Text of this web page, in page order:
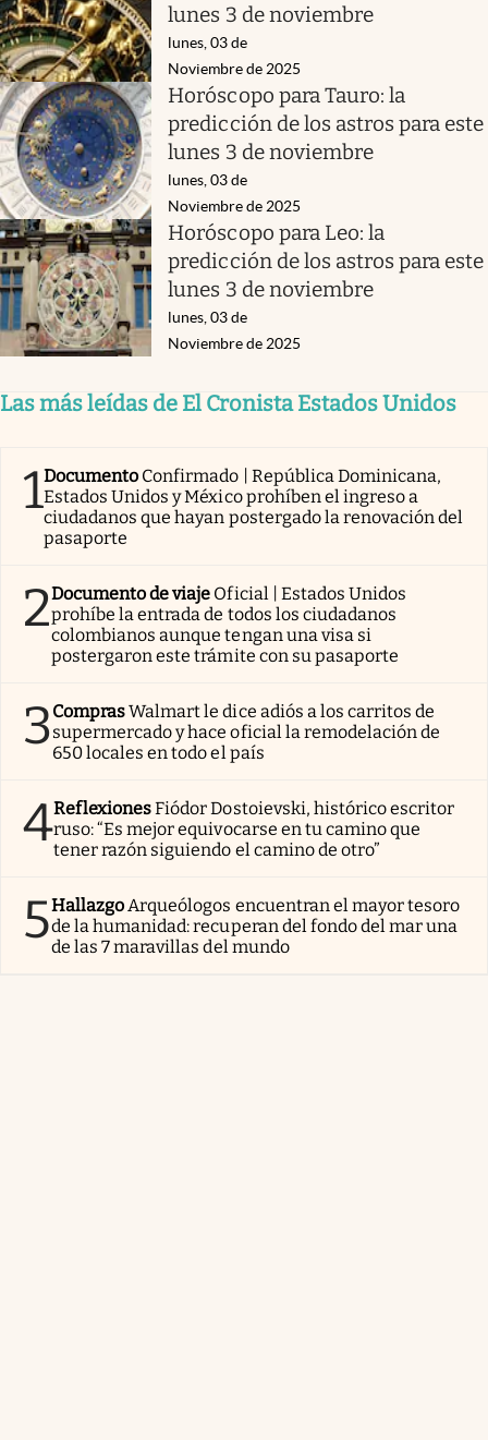
lunes 3 de noviembre
lunes, 03 de
Noviembre de 2025
Horóscopo para Tauro: la
predicción de los astros para este
lunes 3 de noviembre
lunes, 03 de
Noviembre de 2025
Horóscopo para Leo: la
predicción de los astros para este
lunes 3 de noviembre
lunes, 03 de
Noviembre de 2025
Las más leídas de El Cronista Estados Unidos
1Documento Confirmado | República Dominicana,
Estados Unidos y México prohíben el ingreso a
ciudadanos que hayan postergado la renovación del
pasaporte
2Documento de viaje Oficial | Estados Unidos
prohíbe la entrada de todos los ciudadanos
colombianos aunque tengan una visa si
postergaron este trámite con su pasaporte
3ComprasWalmart le dice adiós a los carritos de
supermercado y hace oficial la remodelación de
650 locales en todo el país
4ReflexionesFiódor Dostoievski, histórico escritor
ruso: “Es mejor equivocarse en tu camino que
tener razón siguiendo el camino de otro”
5HallazgoArqueólogos encuentran el mayor tesoro
de la humanidad: recuperan del fondo del mar una
de las 7 maravillas del mundo